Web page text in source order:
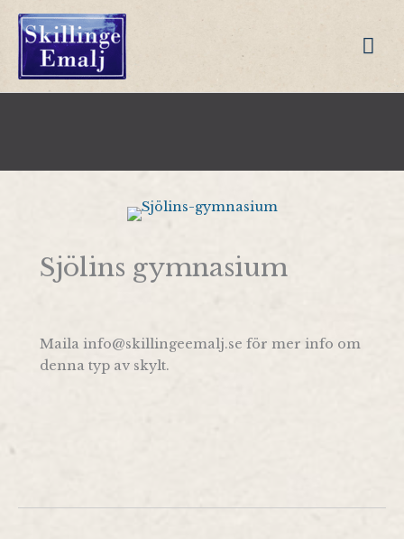
Hoppa
innehåll
Sjölins gymnasium
Maila info@skillingeemalj.se för mer info om
denna typ av skylt.